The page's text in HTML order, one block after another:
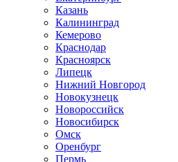
Казань
Калининград
Кемерово
Краснодар
Красноярск
Липецк
Нижний Новгород
Новокузнецк
Новороссийск
Новосибирск
Омск
Оренбург
Пермь